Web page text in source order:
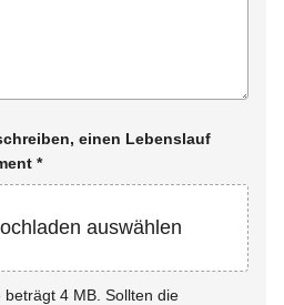
einen Lebenslauf
*
auswählen
4 MB. Sollten die